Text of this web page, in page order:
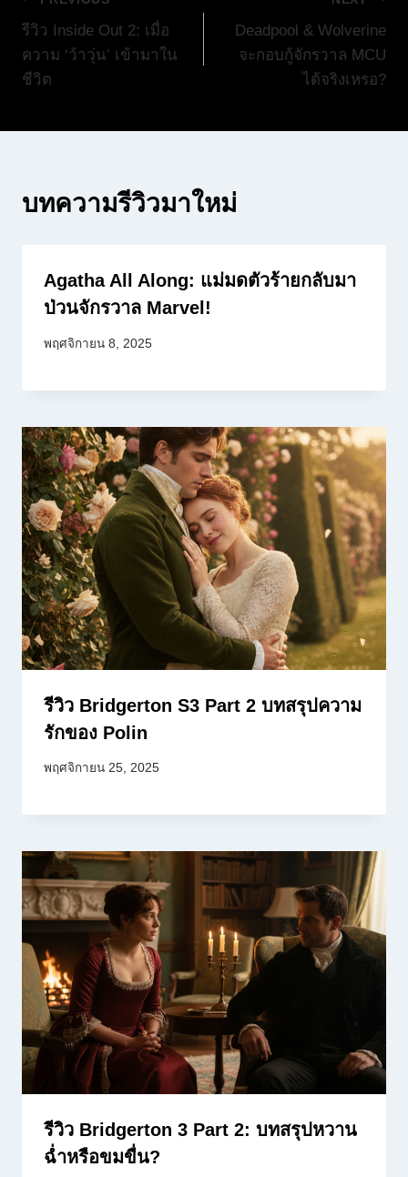
เรื่อง
รีวิว Inside Out 2: เมื่อ
ความ ‘ว้าวุ่น’ เข้ามาใน
ชีวิต
Deadpool & Wolverine
จะกอบกู้จักรวาล MCU
ได้จริงเหรอ?
บทความรีวิวมาใหม่
Agatha All Along: แม่มดตัวร้ายกลับมา
ป่วนจักรวาล Marvel!
พฤศจิกายน 8, 2025
รีวิว Bridgerton S3 Part 2 บทสรุปความ
รักของ Polin
พฤศจิกายน 25, 2025
รีวิว Bridgerton 3 Part 2: บทสรุปหวาน
ฉ่ำหรือขมขื่น?